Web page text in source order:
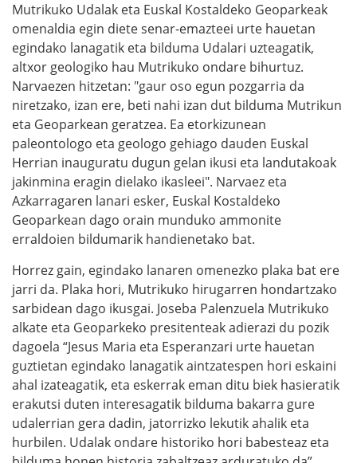
Mutrikuko Udalak eta Euskal Kostaldeko Geoparkeak
omenaldia egin diete senar-emazteei urte hauetan
egindako lanagatik eta bilduma Udalari uzteagatik,
altxor geologiko hau Mutrikuko ondare bihurtuz.
Narvaezen hitzetan: "gaur oso egun pozgarria da
niretzako, izan ere, beti nahi izan dut bilduma Mutrikun
eta Geoparkean geratzea. Ea etorkizunean
paleontologo eta geologo gehiago dauden Euskal
Herrian inauguratu dugun gelan ikusi eta landutakoak
jakinmina eragin dielako ikasleei". Narvaez eta
Azkarragaren lanari esker, Euskal Kostaldeko
Geoparkean dago orain munduko ammonite
erraldoien bildumarik handienetako bat.
Horrez gain, egindako lanaren omenezko plaka bat ere
jarri da. Plaka hori, Mutrikuko hirugarren hondartzako
sarbidean dago ikusgai. Joseba Palenzuela Mutrikuko
alkate eta Geoparkeko presitenteak adierazi du pozik
dagoela “Jesus Maria eta Esperanzari urte hauetan
guztietan egindako lanagatik aintzatespen hori eskaini
ahal izateagatik, eta eskerrak eman ditu biek hasieratik
erakutsi duten interesagatik bilduma bakarra gure
udalerrian gera dadin, jatorrizko lekutik ahalik eta
hurbilen. Udalak ondare historiko hori babesteaz eta